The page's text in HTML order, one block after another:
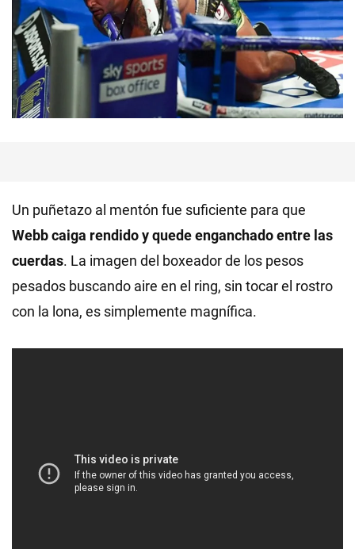
Un puñetazo al mentón fue suficiente para que
Webb caiga rendido y quede enganchado entre las
cuerdas. La imagen del boxeador de los pesos
pesados buscando aire en el ring, sin tocar el rostro
con la lona, es simplemente magnífica.